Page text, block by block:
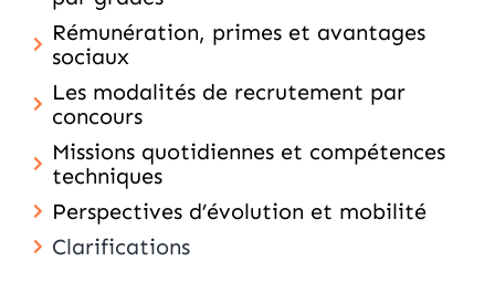
Rémunération, primes et avantages
sociaux
Les modalités de recrutement par
concours
Missions quotidiennes et compétences
techniques
Perspectives d’évolution et mobilité
Clarifications